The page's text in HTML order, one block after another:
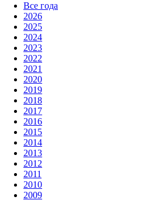
Все года
2026
2025
2024
2023
2022
2021
2020
2019
2018
2017
2016
2015
2014
2013
2012
2011
2010
2009